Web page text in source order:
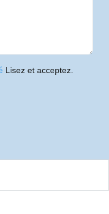
Lisez et acceptez.